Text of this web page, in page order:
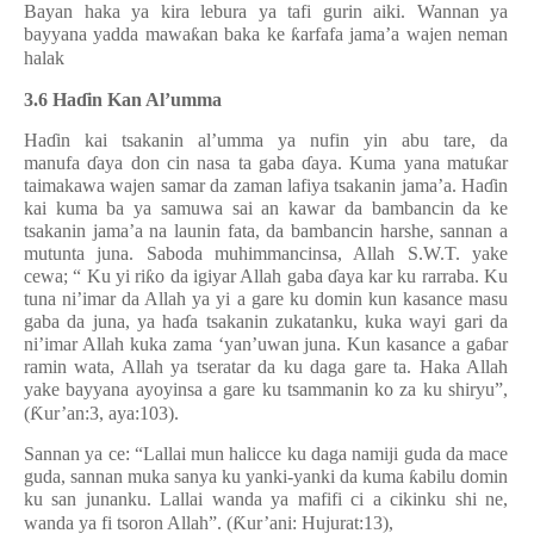
Bayan haka ya kira lebura ya tafi gurin aiki. Wannan ya
bayyana yadda mawaƙan baka ke ƙarfafa jama’a wajen neman
halak
3.6 Haɗin Kan Al’umma
Haɗin kai tsakanin al’umma ya nufin yin abu tare, da
manufaɗaya don cin nasa ta gabaɗaya. Kuma yana matuƙar
taimakawa wajen samar da zaman lafiya tsakanin jama’a. Haɗin
kai kuma ba ya samuwa sai an kawar da bambancin da ke
tsakanin jama’a na launin fata, da bambancin harshe, sannan a
mutunta juna. Saboda muhimmancinsa, Allah S.W.T. yake
cewa; “ Ku yi riƙo da igiyar Allah gaba ɗaya kar ku rarraba. Ku
tuna ni’imar da Allah ya yi a gare ku domin kun kasance masu
gaba da juna, ya haɗa tsakanin zukatanku, kuka wayi gari da
ni’imar Allah kuka zama ‘yan’uwan juna. Kun kasance a gaɓar
ramin wata, Allah ya tseratar da ku daga gare ta. Haka Allah
yake bayyana ayoyinsa a gare ku tsammanin ko za ku shiryu”,
(Ƙur’an:3, aya:103).
Sannan ya ce: “Lallai mun halicce ku daga namiji guda da mace
guda, sannan muka sanya ku yanki-yanki da kuma ƙabilu domin
ku san junanku. Lallai wanda ya mafifi ci a cikinku shi ne,
wanda ya fi tsoron Allah”. (Ƙur’ani: Hujurat:13),